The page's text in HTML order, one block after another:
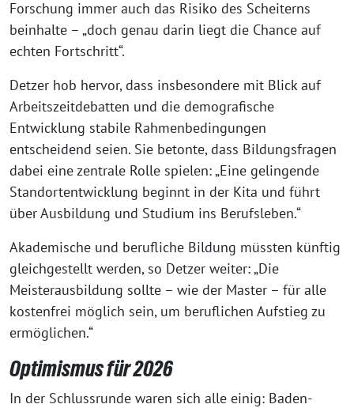
Forschung immer auch das Risiko des Scheiterns
beinhalte – „doch genau darin liegt die Chance auf
echten Fortschritt“.
Detzer hob hervor, dass insbesondere mit Blick auf
Arbeitszeitdebatten und die demografische
Entwicklung stabile Rahmenbedingungen
entscheidend seien. Sie betonte, dass Bildungsfragen
dabei eine zentrale Rolle spielen: „Eine gelingende
Standortentwicklung beginnt in der Kita und führt
über Ausbildung und Studium ins Berufsleben.“
Akademische und berufliche Bildung müssten künftig
gleichgestellt werden, so Detzer weiter: „Die
Meisterausbildung sollte – wie der Master – für alle
kostenfrei möglich sein, um beruflichen Aufstieg zu
ermöglichen.“
Optimismus für 2026
In der Schlussrunde waren sich alle einig: Baden-